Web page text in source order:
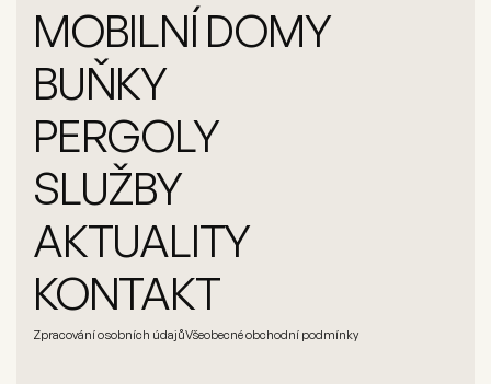
MOBILNÍ DOMY
BUŇKY
PERGOLY
SLUŽBY
AKTUALITY
KONTAKT
Zpracování osobních údajůVšeobecné obchodní podmínky